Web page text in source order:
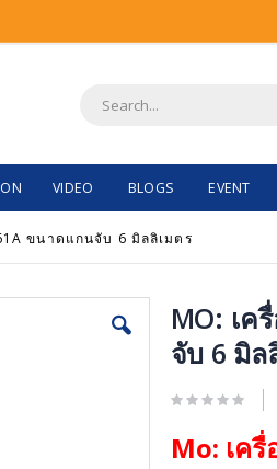
VIDEO BLOGS EVENT
ขนาดแกนจับ 6 มิลลิเมตร
Skip
the
images
MO: เค
จับ 6 มิล
Mo: เครื่